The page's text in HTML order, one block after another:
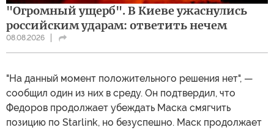
"Огромный ущерб". В Киеве ужаснулись
российским ударам: ответить нечем
08.08.2026
"На данный момент положительного решения нет", —
сообщил один из них в среду. Он подтвердил, что
Федоров продолжает убеждать Маска смягчить
позицию по Starlink, но безуспешно. Маск продолжает